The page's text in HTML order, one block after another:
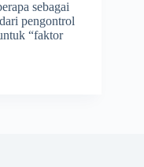
sebagai
pengontrol
“faktor